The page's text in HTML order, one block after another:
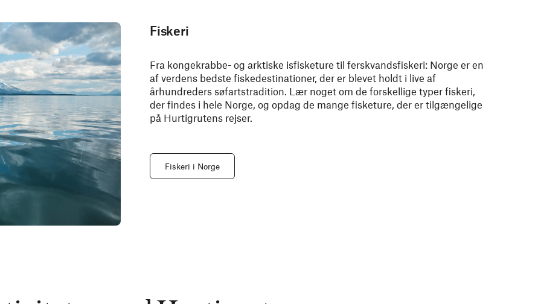
Fiskeri
Fra kongekrabbe- og arktiske isfisketure til ferskvandsfiskeri: Norge er en
af verdens bedste fiskedestinationer, der er blevet holdt i live af
århundreders søfartstradition. Lær noget om de forskellige typer fiskeri,
der findes i hele Norge, og opdag de mange fisketure, der er tilgængelige
på Hurtigrutens rejser.
Fiskeri i Norge